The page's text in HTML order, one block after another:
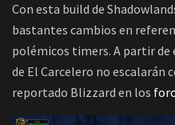
Con esta build de
bastantes cambios en
polémicos timers. A partir
de El Carcelero no escalarán
reportado Blizzard en los